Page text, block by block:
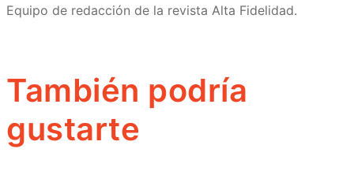
Equipo de redacción de la revista Alta Fidelidad.
También podría
gustarte